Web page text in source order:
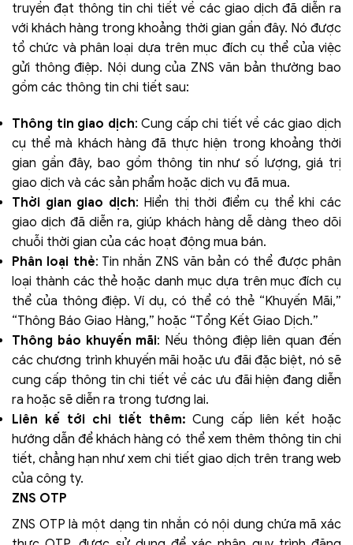
truyền đạt thông tin chi tiết về các giao dịch đã diễn ra
với khách hàng trong khoảng thời gian gần đây. Nó được
tổ chức và phân loại dựa trên mục đích cụ thể của việc
gửi thông điệp. Nội dung của ZNS văn bản thường bao
gồm các thông tin chi tiết sau:
Thông tin giao dịch: Cung cấp chi tiết về các giao dịch
cụ thể mà khách hàng đã thực hiện trong khoảng thời
gian gần đây, bao gồm thông tin như số lượng, giá trị
giao dịch và các sản phẩm hoặc dịch vụ đã mua.
Thời gian giao dịch: Hiển thị thời điểm cụ thể khi các
giao dịch đã diễn ra, giúp khách hàng dễ dàng theo dõi
chuỗi thời gian của các hoạt động mua bán.
Phân loại thẻ: Tin nhắn ZNS văn bản có thể được phân
loại thành các thẻ hoặc danh mục dựa trên mục đích cụ
thể của thông điệp. Ví dụ, có thể có thẻ “Khuyến Mãi,”
“Thông Báo Giao Hàng,” hoặc “Tổng Kết Giao Dịch.”
Thông báo khuyến mãi: Nếu thông điệp liên quan đến
các chương trình khuyến mãi hoặc ưu đãi đặc biệt, nó sẽ
cung cấp thông tin chi tiết về các ưu đãi hiện đang diễn
ra hoặc sẽ diễn ra trong tương lai.
Liên kế tới chi tiết thêm:Cung cấp liên kết hoặc
hướng dẫn để khách hàng có thể xem thêm thông tin chi
tiết, chẳng hạn như xem chi tiết giao dịch trên trang web
của công ty.
ZNS OTP
ZNS OTP là một dạng tin nhắn có nội dung chứa mã xác